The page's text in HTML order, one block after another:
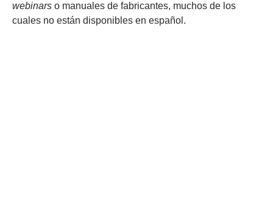
webinars o manuales de fabricantes, muchos de los
cuales no están disponibles en español.